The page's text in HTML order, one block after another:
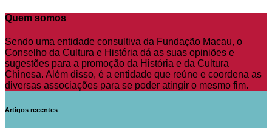
Quem somos
Sendo uma entidade consultiva da Fundação Macau, o
Conselho da Cultura e História dá as suas opiniões e
sugestões para a promoção da História e da Cultura
Chinesa. Além disso, é a entidade que reúne e coordena as
diversas associações para se poder atingir o mesmo fim.
Artigos recentes